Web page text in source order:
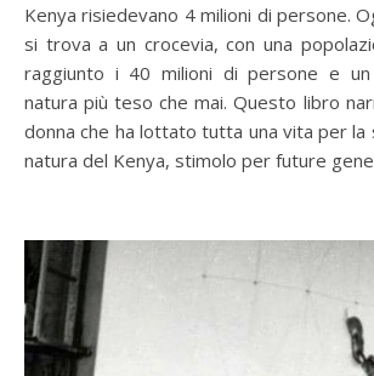
Kenya risiedevano 4 milioni di persone.
si trova a un crocevia, con una
raggiunto i 40 milioni di persone e
natura più teso che mai. Questo libro
donna che ha lottato tutta una vita per la
natura del Kenya, stimolo per future